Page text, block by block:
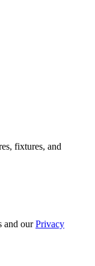
fixtures, and
and ourPrivacy